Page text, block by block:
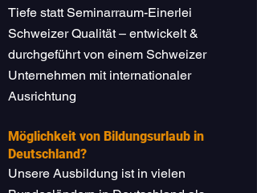
Tiefe statt Seminarraum-Einerlei
Schweizer Qualität – entwickelt &
durchgeführt von einem Schweizer
Unternehmen mit internationaler
Ausrichtung
Möglichkeit von Bildungsurlaub in
Deutschland?
Unsere Ausbildung ist in vielen